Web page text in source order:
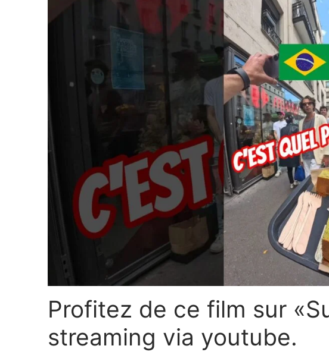
Profitez de ce film sur
streaming via youtube.